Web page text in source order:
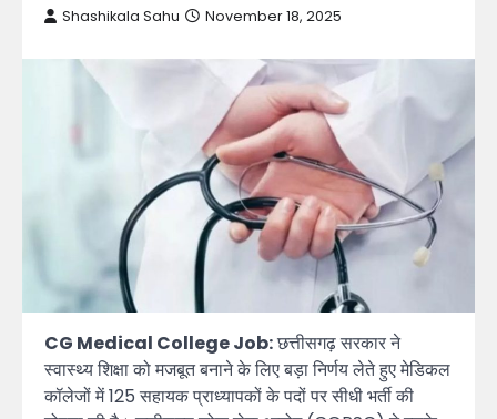
Shashikala Sahu November 18, 2025
CG Medical College Job:छत्तीसगढ़ सरकार ने
स्वास्थ्य शिक्षा को मजबूत बनाने के लिए बड़ा निर्णय लेते हुए मेडिकल
कॉलेजों में 125 सहायक प्राध्यापकों के पदों पर सीधी भर्ती की